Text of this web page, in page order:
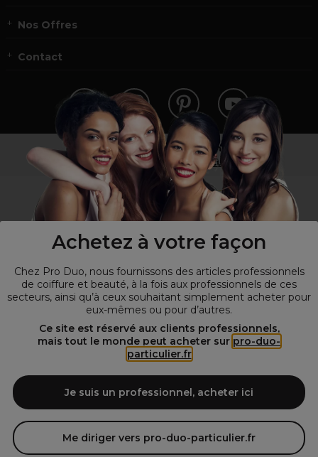
Achetez à votre façon
Chez Pro Duo, nous fournissons des articles professionnels
de coiffure et beauté, à la fois aux professionnels de ces
secteurs, ainsi qu’à ceux souhaitant simplement acheter pour
eux-mêmes ou pour d’autres.
Ce site est réservé aux clients professionnels,
mais tout le monde peut acheter sur pro-duo-
particulier.fr
Je suis un professionnel, acheter ici
Me diriger vers pro-duo-particulier.fr
Nos Offres
Contact
Vous n’êtes pas un professionnel ?
Visitez notre site pour les particuliers!
Spécialiste de la coiffure et de la beauté, nous vous proposons une
large sélection de produits professionnels pour la coiffure et
Duo le fournisseur incontournable des salons de coiffure et instituts
de beauté! Notre gamme de produits s’adresse également à tous ceux
qui sont à la recherche de produits et d'accessoires de coiffure et de
matériel esthétique de qualité.